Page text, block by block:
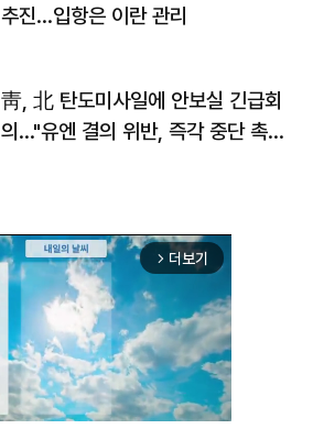
추진…입항은 이란 관리
靑, 北 탄도미사일에 안보실 긴급회
의…"유엔 결의 위반, 즉각 중단 촉
arrow_forward_ios 더보기